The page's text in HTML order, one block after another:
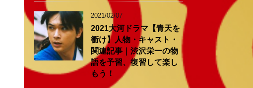
2021/02/07
2021大河ドラマ【青天を
衝け】人物・キャスト・
関連記事｜渋沢栄一の物
語を予習、復習して楽し
もう！